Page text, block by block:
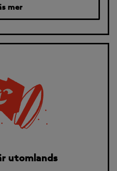
mer
utomlands